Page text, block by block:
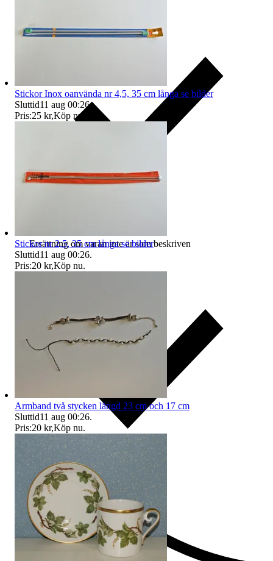
Ersättning om varan inte är som beskriven
Ersättning om du inte får din vara
Stickor Inox oanvända nr 4,5, 35 cm långa se bilder
Sluttid11 aug 00:26.
Pris:25 kr,Köp nu
Stickor nr 2,5, 35 cm långa se bilder
Sluttid11 aug 00:26.
Pris:20 kr,Köp nu.
Armband två stycken längd 23 cm och 17 cm
Sluttid11 aug 00:26.
Pris:20 kr,Köp nu.